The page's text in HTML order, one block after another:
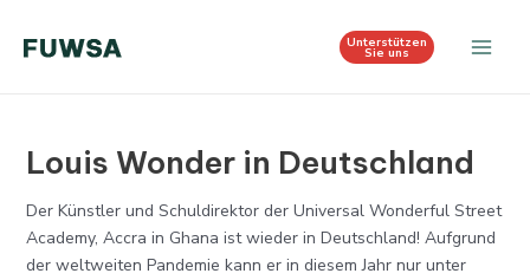
Inhalt
Unterstützen
Sie uns
Louis Wonder in Deutschland
Der Künstler und Schuldirektor der Universal Wonderful Street
Academy, Accra in Ghana ist wieder in Deutschland! Aufgrund
der weltweiten Pandemie kann er in diesem Jahr nur unter
navigation